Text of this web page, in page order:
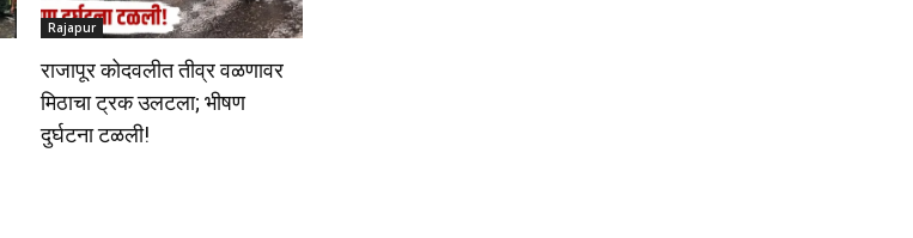
Rajapur
राजापूर कोदवलीत तीव्र वळणावर
मिठाचा ट्रक उलटला; भीषण
दुर्घटना टळली!